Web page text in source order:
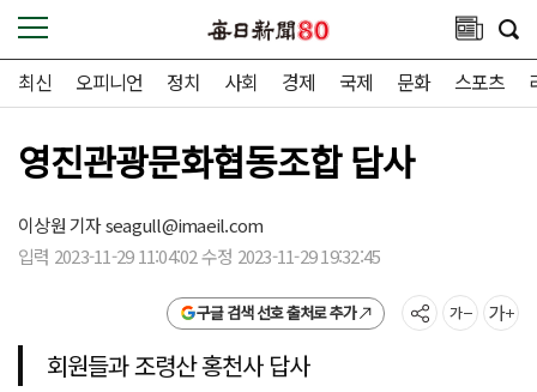
최신 오피니언 정치 사회 경제 국제 문화 스포츠
영진관광문화협동조합 답사
이상원 기자seagull@imaeil.com
입력 2023-11-29 11:04:02 수정 2023-11-29 19:32:45
구글 검색 선호 출처로 추가
회원들과 조령산 홍천사 답사